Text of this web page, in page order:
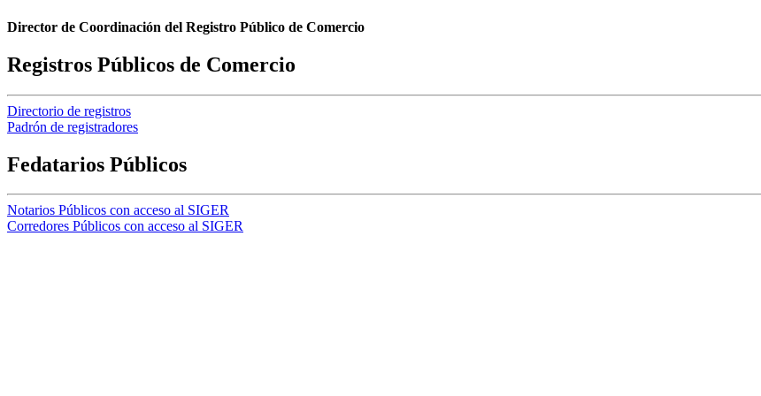
Director de Coordinación del Registro Público de Comercio
Registros Públicos de Comercio
Directorio de registros
Padrón de registradores
Fedatarios Públicos
Notarios Públicos con acceso al SIGER
Corredores Públicos con acceso al SIGER